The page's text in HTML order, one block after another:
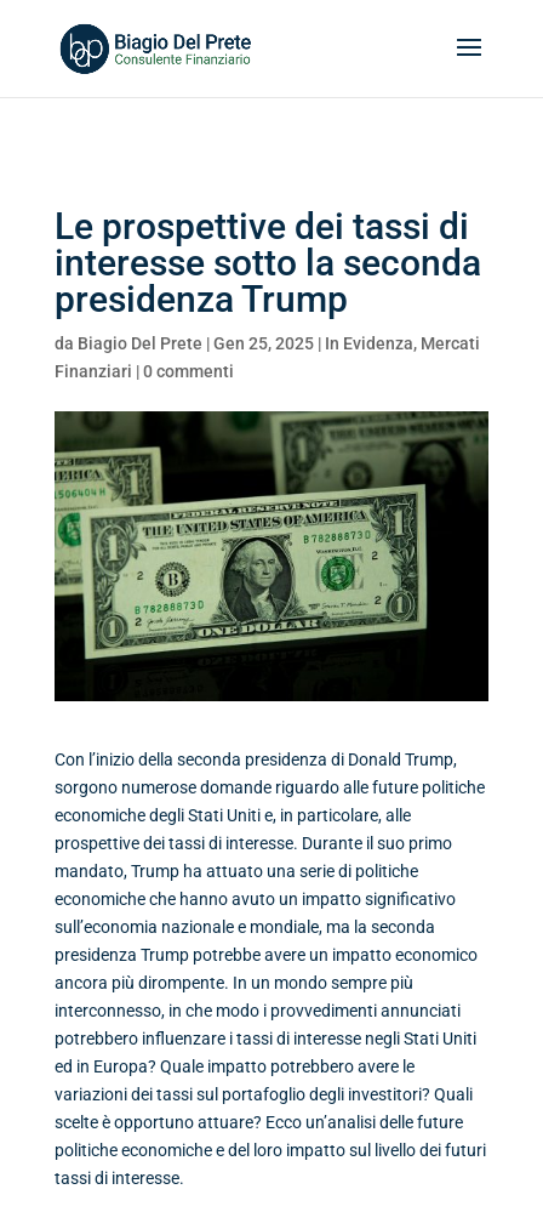
Le prospettive dei tassi di
interesse sotto la seconda
presidenza Trump
da Biagio Del Prete |Gen 25, 2025| In Evidenza, Mercati
Finanziari |0 commenti
Con l’inizio della seconda presidenza di Donald Trump,
sorgono numerose domande riguardo alle future politiche
economiche degli Stati Uniti e, in particolare, alle
prospettive dei tassi di interesse. Durante il suo primo
mandato, Trump ha attuato una serie di politiche
economiche che hanno avuto un impatto significativo
sull’economia nazionale e mondiale, ma la seconda
presidenza Trump potrebbe avere un impatto economico
ancora più dirompente. In un mondo sempre più
interconnesso, in che modo i provvedimenti annunciati
potrebbero influenzare i tassi di interesse negli Stati Uniti
ed in Europa? Quale impatto potrebbero avere le
variazioni dei tassi sul portafoglio degli investitori? Quali
scelte è opportuno attuare? Ecco un’analisi delle future
politiche economiche e del loro impatto sul livello dei futuri
tassi di interesse.